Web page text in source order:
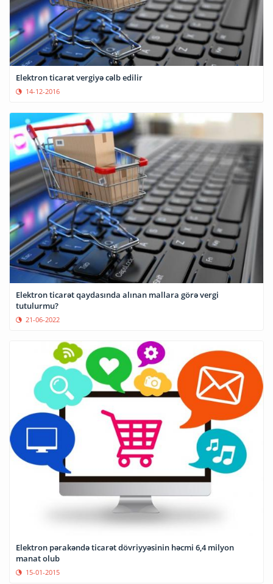
Elektron ticarət vergiyə cəlb edilir
14-12-2016
Elektron ticarət qaydasında alınan mallara görə vergi
tutulurmu?
21-06-2022
Elektron pərakəndə ticarət dövriyyəsinin həcmi 6,4 milyon
manat olub
15-01-2015